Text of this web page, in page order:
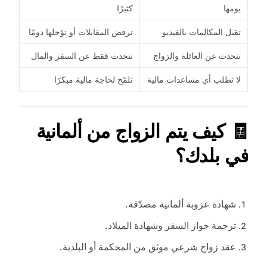
يومها
كثيرًا
تقبل المكالمات بالفيديو ترفض المقابلات أو تؤجلها دومًا
تتحدث عن العائلة والزواج تتحدث فقط عن السفر والمال
لا تطلب أي مساعدات مالية تلمّح لحاجة مالية مبكرًا
🧾 كيف يتم الزواج من ألمانية
في بلدك؟
شهادة عزوبة ألمانية مصدّقة.
ترجمة جواز السفر وشهادة الميلاد.
عقد زواج شرعي موثق من المحكمة أو البلدية.